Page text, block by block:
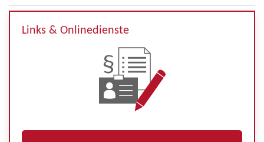
Links & Onlinedienste